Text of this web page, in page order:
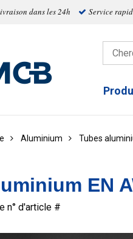
dans les 24h Service
Aluminium Tubes
EN
n° d'article #